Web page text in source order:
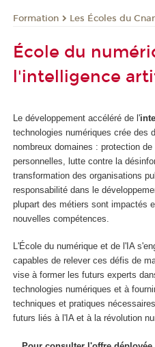
Formation Les Écoles du
École du
l'intelligence
Le développement accéléré de l'
technologies numériques crée des
nombreux domaines : protection
personnelles, lutte contre la
transformation des organisations
responsabilité dans le
plupart des métiers sont impactés
nouvelles compétences.
L'École du numérique et de l'IA
capables de relever ces défis de
vise à former les futurs experts
technologies numériques et à
techniques et pratiques
futurs liés à l'IA et à la révolution